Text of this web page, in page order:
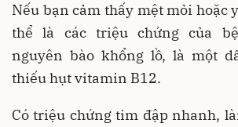
Nếu bạn cảm thấy mệt mỏi hoặc
thể là các triệu chứng của
nguyên bào khổng lồ, là một
thiếu hụt vitamin B12.
Có triệu chứng tim đập nhanh,